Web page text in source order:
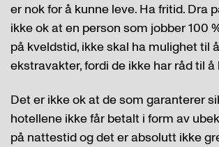
er nok for å kunne leve. Ha fritid. Dra
ikke ok at en person som jobber 100
på kveldstid, ikke skal ha mulighet til
ekstravakter, fordi de ikke har råd til
Det er ikke ok at de som garanterer
hotellene ikke får betalt i form av
på nattestid og det er absolutt ikke